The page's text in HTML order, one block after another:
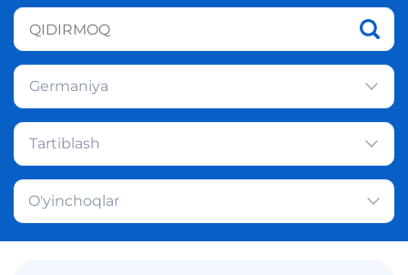
Germaniya
Tartiblash
O'yinchoqlar